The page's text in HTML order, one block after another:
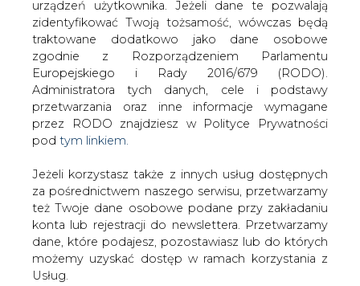
WŁĄCZ CIRE.TV
Europejskiego i Rady 2016/679 (RODO).
Administratora tych danych, cele i podstawy
przetwarzania oraz inne informacje wymagane
przez RODO znajdziesz w Polityce Prywatności
podtym linkiem.
Jeżeli korzystasz także z innych usług dostępnych
za pośrednictwem naszego serwisu, przetwarzamy
też Twoje dane osobowe podane przy zakładaniu
dane, które podajesz, pozostawiasz lub do których
możemy uzyskać dostęp w ramach korzystania z
Usług.
Informacje dotyczące Administratora Twoich
danych osobowych a także cele i podstawy
przetwarzania oraz inne niezbędne informacje
Strona główna /
SERWIS INFORMACYJNY CIRE
/ "Mistrzowie Energii " - startuje konkurs dla szkół
OSE
Redakcja
CIRE.PL
2022-12-09 21:00
drukuj
skomentuj
udostępnij: